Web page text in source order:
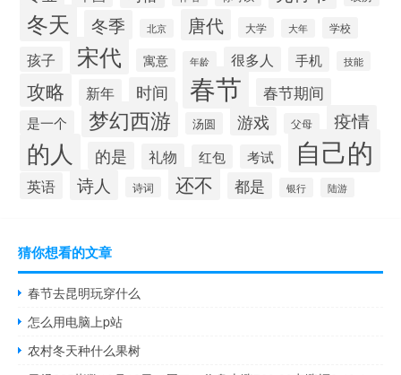
冬天 冬季 北京 唐代 大学 大年 学校
孩子 宋代 寓意 年龄 很多人 手机 技能
攻略 新年 时间 春节 春节期间
是一个 梦幻西游 汤圆 游戏 父母 疫情
的人 的是 礼物 红包 考试 自己的
英语 诗人 诗词 还不 都是 银行 陆游
猜你想看的文章
春节去昆明玩穿什么
怎么用电脑上p站
农村冬天种什么果树